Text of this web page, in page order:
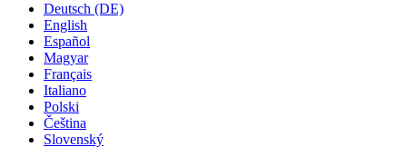
Deutsch (DE)
English
Español
Magyar
Français
Italiano
Polski
Čeština
Slovenský